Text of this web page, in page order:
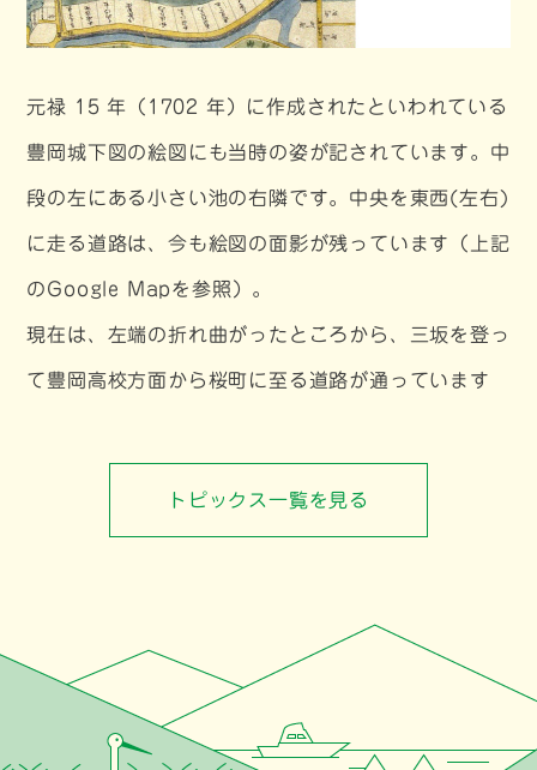
元禄 15 年（1702 年）に作成されたといわれている
豊岡城下図の絵図にも当時の姿が記されています。中
段の左にある小さい池の右隣です。中央を東西(左右)
に走る道路は、今も絵図の面影が残っています（上記
のGoogle Mapを参照）。
現在は、左端の折れ曲がったところから、三坂を登っ
て豊岡高校方面から桜町に至る道路が通っています
トピックス一覧を見る